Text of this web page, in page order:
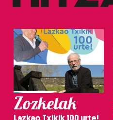
Zozketak
Lazkao Txikik 100 urte!